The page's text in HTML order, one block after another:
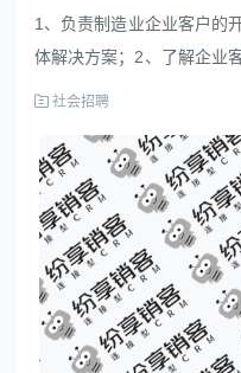
1、负责制造业企业客户的
体解决方案；2、了解企业
信息化需求，向客户提供顾
成销售目标；4、客户群体
年以上企业客户销售
社会招聘